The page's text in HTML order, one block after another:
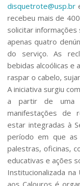
disquetrote@usp.br
recebeu mais de
solicitar
apenas quatro
do serviço. As
bebidas alcoólicas e
raspar o cabelo,
A iniciativa surgiu
a partir de uma
manifestações de
estar integradas à
período em que as
palestras, oficinas,
educativas e ações
Institucionalizada na